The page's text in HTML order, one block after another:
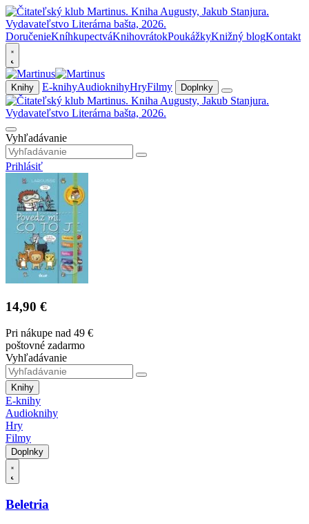
DoručenieKníhkupectváKnihovrátokPoukážkyKnižný blogKontakt
Knihy E-knihyAudioknihyHryFilmy Doplnky
Vyhľadávanie
Prihlásiť
14,90 €
Pri nákupe nad 49 €
poštovné zadarmo
Vyhľadávanie
Knihy
E-knihy
Audioknihy
Hry
Filmy
Doplnky
Beletria